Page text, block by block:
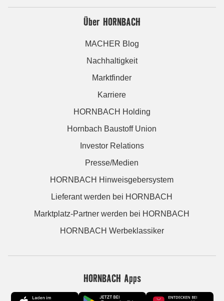
Über HORNBACH
MACHER Blog
Nachhaltigkeit
Marktfinder
Karriere
HORNBACH Holding
Hornbach Baustoff Union
Investor Relations
Presse/Medien
HORNBACH Hinweisgebersystem
Lieferant werden bei HORNBACH
Marktplatz-Partner werden bei HORNBACH
HORNBACH Werbeklassiker
HORNBACH Apps